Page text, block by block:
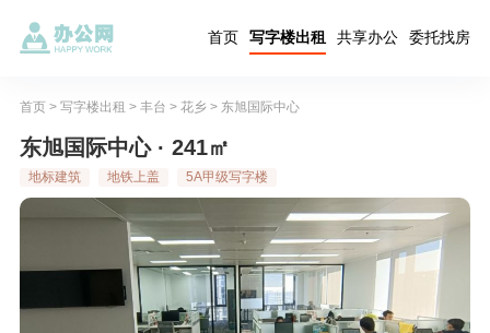
首页 写字楼出租 共享办公 委托找房
首页> 写字楼出租 > 丰台 > 花乡 > 东旭国际中心
东旭国际中心 · 241㎡
地标建筑 地铁上盖 5A甲级写字楼